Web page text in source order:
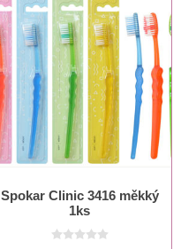
Spokar Clinic 3416 měkký
1ks